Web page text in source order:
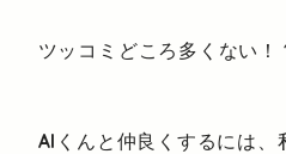
ツッコミどころ多くない！
AI くんと仲良くするには、